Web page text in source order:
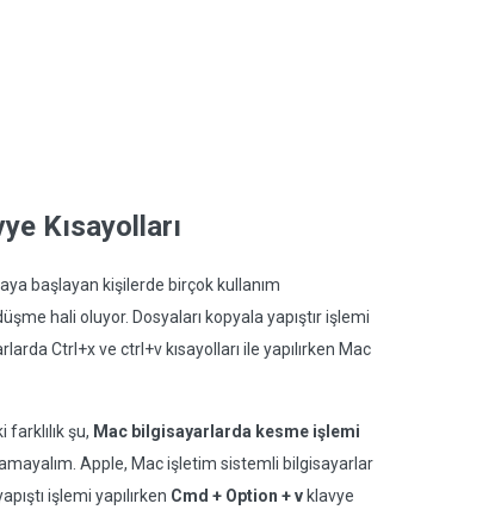
Kısayolları
başlayan kişilerde birçok kullanım
hali oluyor. Dosyaları kopyala yapıştır işlemi
Ctrl+x ve ctrl+v kısayolları ile yapılırken Mac
şu, Mac bilgisayarlarda kesme işlemi
Apple, Mac işletim sistemli bilgisayarlar
işlemi yapılırken Cmd + Option + v klavye